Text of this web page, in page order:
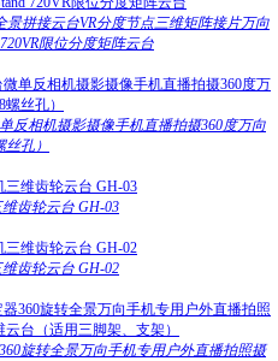
景拼接云台VR分度节点三维矩阵接片万向
限位分度矩阵云台
反相机摄影摄像手机直播拍摄360度万向
孔）
齿轮云台 GH-03
齿轮云台 GH-02
旋转全景万向手机专用户外直播拍照摄